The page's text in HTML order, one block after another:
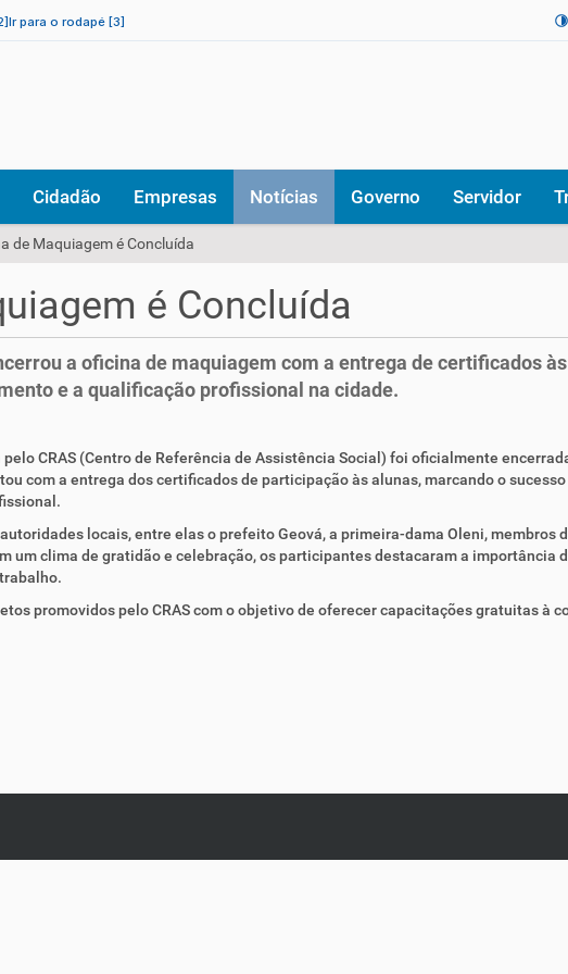
Ir para o rodapé [3]
Cidadão Empresas Notícias Governo Servidor
de Maquiagem é Concluída
é Concluída
a oficina de maquiagem com a entrega de certificados
e a qualificação profissional na cidade.
CRAS (Centro de Referência de Assistência Social) foi oficialmente
com a entrega dos certificados de participação às alunas, marcando o
locais, entre elas o prefeito Geová, a primeira-dama Oleni, membros
um clima de gratidão e celebração, os participantes destacaram a
promovidos pelo CRAS com o objetivo de oferecer capacitações gratuitas à